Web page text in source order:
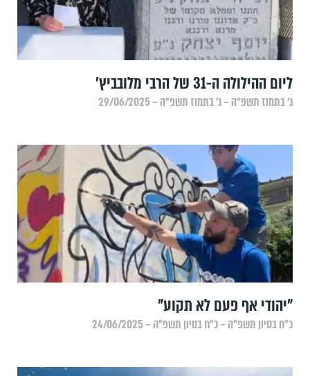
ליום ההילולה ה-31 של הרבי מלובביץ'
ג׳ בתמוז תשפ״ה – ג׳ בתמוז תשפ״ה – 29/06/2025
"יהודי אף פעם לא תקוע"
כ״ח בסיון תשפ״ה – כ״ח בסיון תשפ״ה – 24/06/2025